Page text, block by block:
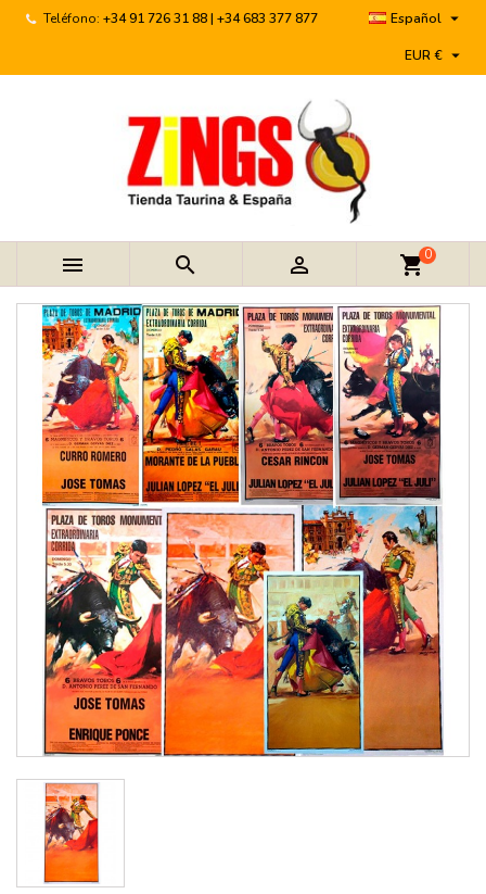
Teléfono: +34 91 726 31 88 | +34 683 377 877 Español 
EUR € 
   shopping_cart0